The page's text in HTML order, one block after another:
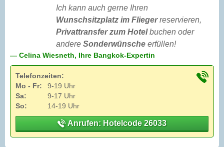
Ich kann auch gerne Ihren
Wunschsitzplatz im Fliegerreservieren,
Privattransfer zum Hotelbuchen oder
andere Sonderwünsche erfüllen!
— Celina Wiesneth, Ihre Bangkok-Expertin
Telefonzeiten:
Mo - Fr:
9-19 Uhr
Sa:
9-17 Uhr
So:
14-19 Uhr
Anrufen: Hotelcode 26033